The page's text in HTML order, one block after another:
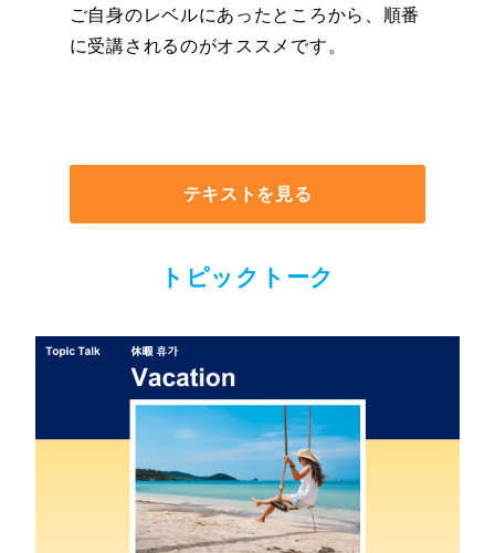
ご自身のレベルにあったところから、順番
に受講されるのがオススメです。
テキストを見る
トピックトーク